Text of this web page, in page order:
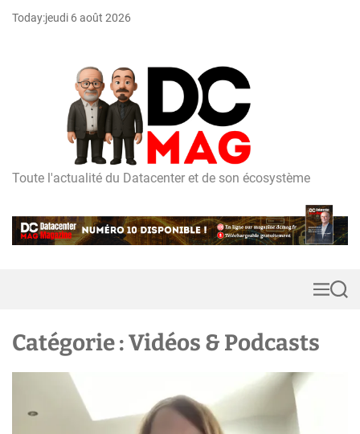
Today:jeudi 6 août 2026
D
m
a
Toute l'actualité du Datacenter et de son écosystème
MS
Catégorie :Vidéos & Podcasts